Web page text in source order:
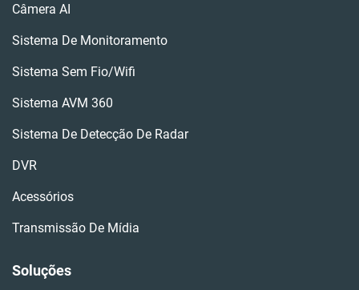
Câmera AI
Sistema De Monitoramento
Sistema Sem Fio/wifi
Sistema AVM 360
Sistema De Detecção De Radar
DVR
Acessórios
Transmissão De Mídia
Soluções